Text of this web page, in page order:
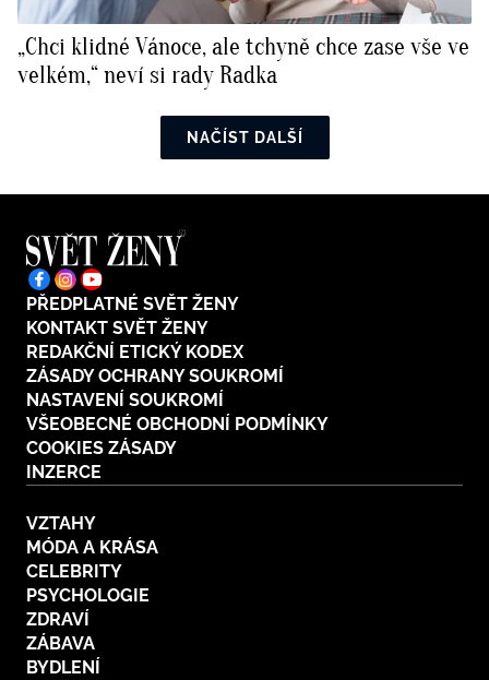
„Chci klidné Vánoce, ale tchyně chce zase vše ve
velkém,“ neví si rady Radka
NAČÍST DALŠÍ
PŘEDPLATNÉ SVĚT ŽENY
KONTAKT SVĚT ŽENY
REDAKČNÍ ETICKÝ KODEX
ZÁSADY OCHRANY SOUKROMÍ
NASTAVENÍ SOUKROMÍ
VŠEOBECNÉ OBCHODNÍ PODMÍNKY
COOKIES ZÁSADY
INZERCE
VZTAHY
MÓDA A KRÁSA
CELEBRITY
PSYCHOLOGIE
ZDRAVÍ
ZÁBAVA
BYDLENÍ